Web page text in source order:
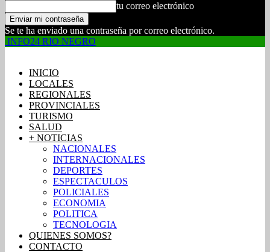
tu correo electrónico
Se te ha enviado una contraseña por correo electrónico.
INFO24 RIO NEGRO
INICIO
LOCALES
REGIONALES
PROVINCIALES
TURISMO
SALUD
+ NOTICIAS
NACIONALES
INTERNACIONALES
DEPORTES
ESPECTACULOS
POLICIALES
ECONOMIA
POLITICA
TECNOLOGIA
QUIENES SOMOS?
CONTACTO